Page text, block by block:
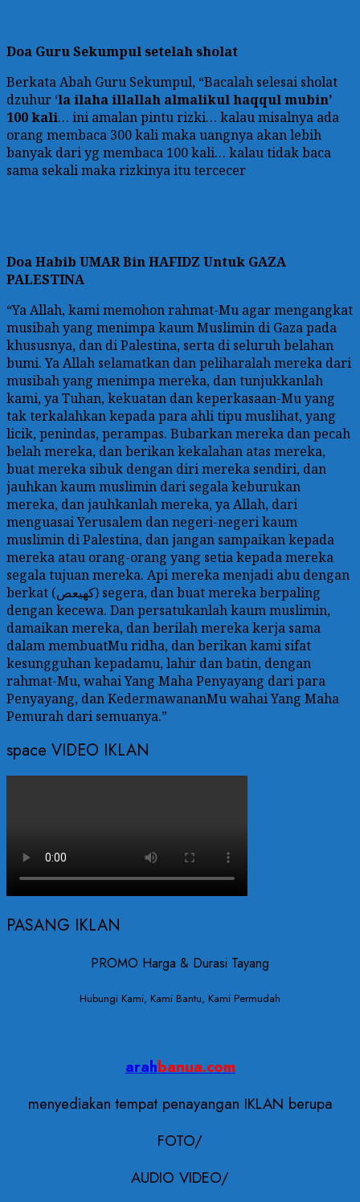
Doa Guru Sekumpul setelah sholat
Berkata Abah Guru Sekumpul, “Bacalah selesai sholat
dzuhur ‘la ilaha illallah almalikul haqqul mubin’
100 kali… ini amalan pintu rizki… kalau misalnya ada
orang membaca 300 kali maka uangnya akan lebih
banyak dari yg membaca 100 kali… kalau tidak baca
sama sekali maka rizkinya itu tercecer
DoaHabib UMAR Bin HAFIDZ Untuk GAZA
PALESTINA
“Ya Allah, kami memohon rahmat-Mu agar mengangkat
musibah yang menimpa kaum Muslimin di Gaza pada
khususnya, dan di Palestina, serta di seluruh belahan
bumi. Ya Allah selamatkan dan peliharalah mereka dari
musibah yang menimpa mereka, dan tunjukkanlah
kami, ya Tuhan, kekuatan dan keperkasaan-Mu yang
tak terkalahkan kepada para ahli tipu muslihat, yang
licik, penindas, perampas. Bubarkan mereka dan pecah
belah mereka, dan berikan kekalahan atas mereka,
buat mereka sibuk dengan diri mereka sendiri, dan
jauhkan kaum muslimin dari segala keburukan
mereka, dan jauhkanlah mereka, ya Allah, dari
menguasai Yerusalem dan negeri-negeri kaum
muslimin di Palestina, dan jangan sampaikan kepada
mereka atau orang-orang yang setia kepada mereka
segala tujuan mereka. Api mereka menjadi abu dengan
berkat (كهيعص) segera, dan buat mereka berpaling
dengan kecewa. Dan persatukanlah kaum muslimin,
damaikan mereka, dan berilah mereka kerja sama
dalam membuatMu ridha, dan berikan kami sifat
kesungguhan kepadamu, lahir dan batin, dengan
rahmat-Mu, wahai Yang Maha Penyayang dari para
Penyayang, dan KedermawananMu wahai Yang Maha
Pemurah dari semuanya.”
space VIDEO IKLAN
PASANG IKLAN
PROMO Harga & Durasi Tayang
Hubungi Kami, Kami Bantu, Kami Permudah
arahbanua.com
menyediakan tempat penayangan IKLAN berupa
FOTO/
AUDIO VIDEO/